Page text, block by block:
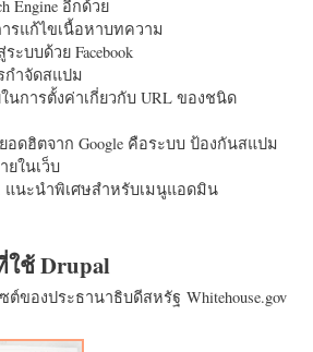
Engine อีกด้วย
รแก้ไขเนื้อหาบทความ
ระบบด้วย Facebook
กำจัดสแปม
นการตั้งค่าเกี่ยวกับ URL ของชนิด
อดฮิตจาก Google คือระบบ ป้องกันสแปม
ยในเว็บ
แนะนำพิเศษสำหรับเมนูแอดมิน
ใช้ Drupal
ต์ของประธานาธิบดีสหรัฐ Whitehouse.gov